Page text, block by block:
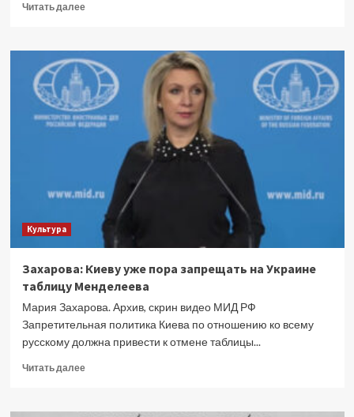
Читать далееПрочитать
В
Госдуму
внесли
законопроект
о
пересдаче
более
предметам
Культура
Захарова: Киеву уже пора запрещать на Украине
таблицу Менделеева
Мария Захарова. Архив, скрин видео МИД РФ
Запретительная политика Киева по отношению ко всему
русскому должна привести к отмене таблицы...
Читать далееПрочитать
Захарова: